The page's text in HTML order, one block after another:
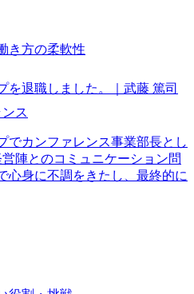
き方の柔軟性
を退職しました。｜武藤 篤司
ス
でカンファレンス事業部長とし
陣とのコミュニケーション問
心身に不調をきたし、最終的に